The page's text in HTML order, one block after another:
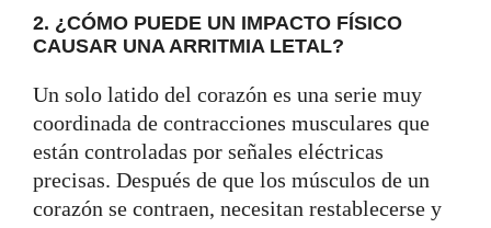
2. ¿CÓMO PUEDE UN IMPACTO FÍSICO
CAUSAR UNA ARRITMIA LETAL?
Un solo latido del corazón es una serie muy
coordinada de contracciones musculares que
están controladas por señales eléctricas
precisas. Después de que los músculos de un
corazón se contraen, necesitan restablecerse y